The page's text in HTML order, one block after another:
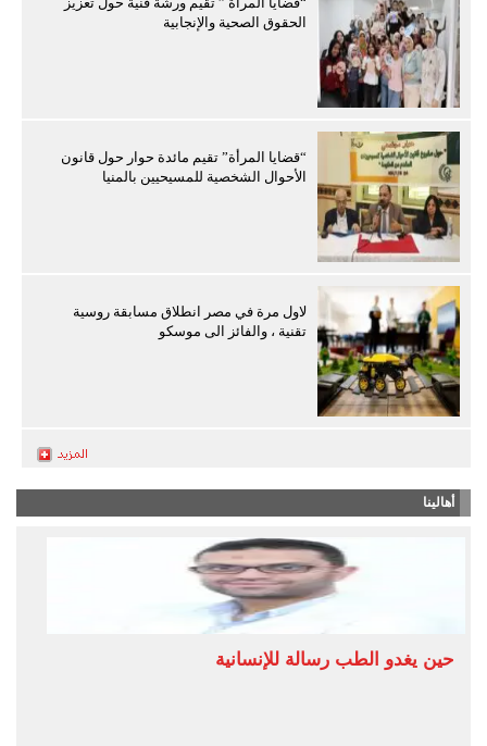
الحقوق الصحية والإنجابية
“قضايا المرأة” تقيم مائدة حوار حول قانون
الأحوال الشخصية للمسيحيين بالمنيا
لاول مرة في مصر انطلاق مسابقة روسية
تقنية ، والفائز الى موسكو
أهالينا
حين يغدو الطب رسالة للإنسانية